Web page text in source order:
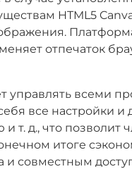
HTML5
отпечаток
управлять всеми
все настройки
и т. д., что
итоге
и совместным